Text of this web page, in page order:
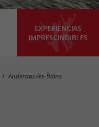
EXPERIENCIAS
IMPRESCINDIBLES
Masquer la carte
Andernos-les-Bains